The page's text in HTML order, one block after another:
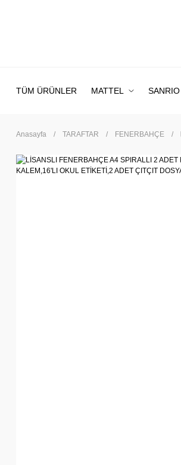
TÜM ÜRÜNLER MATTEL SANRIO
Anasayfa TARAFTAR FENERBAHÇE